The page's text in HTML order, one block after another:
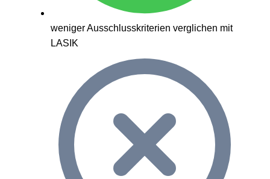
weniger Ausschlusskriterien verglichen mit
LASIK